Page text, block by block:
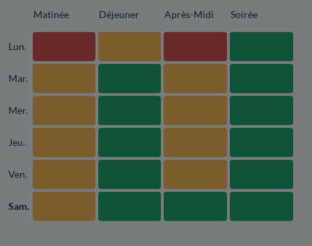
Matinée Déjeuner Après-Midi Soirée
Lun.
Mar.
Mer.
Jeu.
Ven.
Sam.